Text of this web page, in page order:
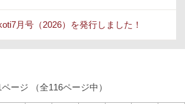
月号（2026）を発行しました！
ページ （全116ページ中）